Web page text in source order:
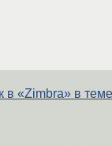
в «Zimbra» в